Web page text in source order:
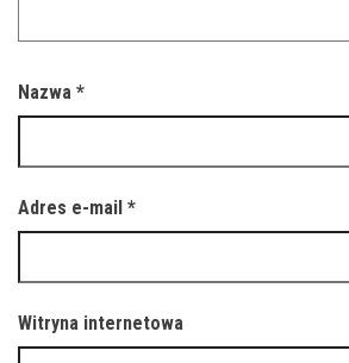
Nazwa *
Adres e-mail *
Witryna internetowa